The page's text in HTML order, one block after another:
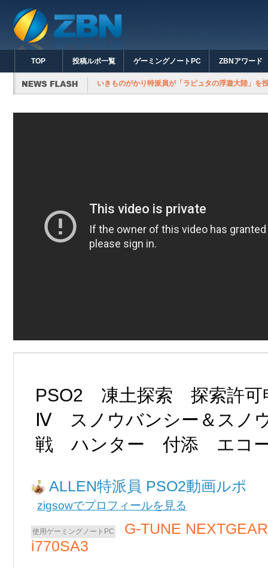
TOP 投稿ルポ一覧 ゲーミングノートPC ZBNアワード
いきものがかり特派員が「ラピュタの浮遊大陸」を
PSO2 凍土探索 探索許可
Ⅳ スノウバンシー＆スノ
戦 ハンター 付添 エコ
ALLEN PSO2動画ルポ
zigsowでプロフィールを見る
G-TUNE
i770SA3